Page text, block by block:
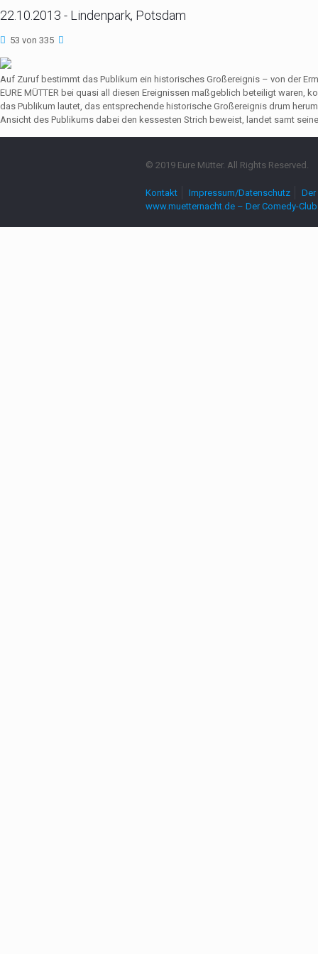
22.10.2013 - Lindenpark, Potsdam
53 von 335
Auf Zuruf bestimmt das Publikum ein historisches Großereignis – von der
EURE MÜTTER bei quasi all diesen Ereignissen maßgeblich beteiligt waren,
das Publikum lautet, das entsprechende historische Großereignis drum
Ansicht des Publikums dabei den kessesten Strich beweist, landet samt
© 2019 Eure Mütter. All Rights Reserved.
Kontakt Impressum/Datenschutz
www.muetternacht.de – Der Comedy-Club